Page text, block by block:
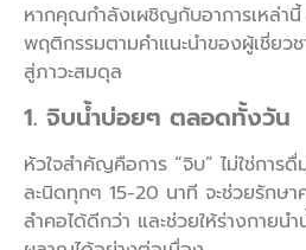
หากคุณกำลังเผชิญกับอาการเหล่า
พฤติกรรมตามคำแนะนำของผู้เชี่ยว
สู่ภาวะสมดุล
1. จิบน้ำบ่อยๆ ตลอดทั้งวัน
หัวใจสำคัญคือการ “จิบ” ไม่ใช่การ
ละนิดทุกๆ 15-20 นาที จะช่วยรักษา
ลำคอได้ดีกว่า และช่วยให้ร่างกายนำ